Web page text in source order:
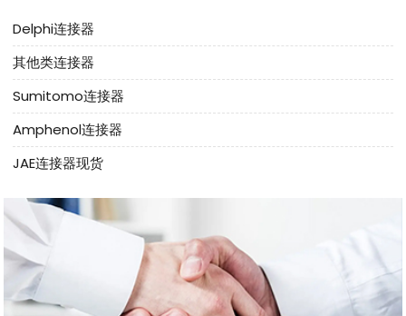
Delphi连接器
其他类连接器
Sumitomo连接器
Amphenol连接器
JAE连接器现货